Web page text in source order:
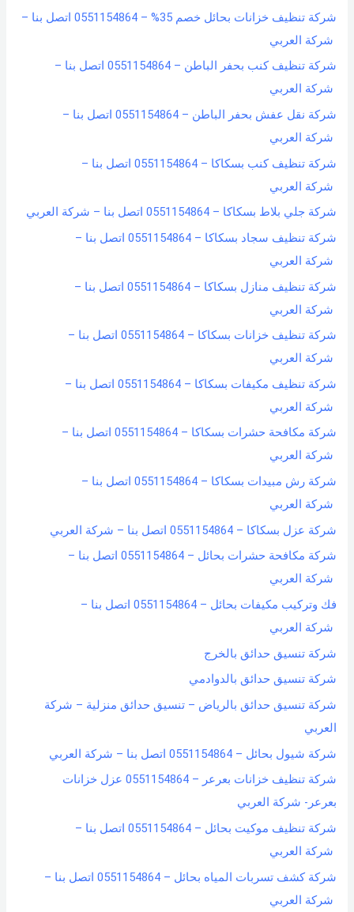
شركة تنظيف خزانات بحائل خصم 35% – 0551154864 اتصل بنا –
شركة العربي
شركة تنظيف كنب بحفر الباطن – 0551154864 اتصل بنا –
شركة العربي
شركة نقل عفش بحفر الباطن – 0551154864 اتصل بنا –
شركة العربي
شركة تنظيف كنب بسكاكا – 0551154864 اتصل بنا –
شركة العربي
شركة جلي بلاط بسكاكا – 0551154864 اتصل بنا – شركة العربي
شركة تنظيف سجاد بسكاكا – 0551154864 اتصل بنا –
شركة العربي
شركة تنظيف منازل بسكاكا – 0551154864 اتصل بنا –
شركة العربي
شركة تنظيف خزانات بسكاكا – 0551154864 اتصل بنا –
شركة العربي
شركة تنظيف مكيفات بسكاكا – 0551154864 اتصل بنا –
شركة العربي
شركة مكافحة حشرات بسكاكا – 0551154864 اتصل بنا –
شركة العربي
شركة رش مبيدات بسكاكا – 0551154864 اتصل بنا –
شركة العربي
شركة عزل بسكاكا – 0551154864 اتصل بنا – شركة العربي
شركة مكافحة حشرات بحائل – 0551154864 اتصل بنا –
شركة العربي
فك وتركيب مكيفات بحائل – 0551154864 اتصل بنا –
شركة العربي
شركة تنسيق حدائق بالخرج
شركة تنسيق حدائق بالدوادمي
شركة تنسيق حدائق بالرياض – تنسيق حدائق منزلية – شركة
العربي
شركة شيول بحائل – 0551154864 اتصل بنا – شركة العربي
شركة تنظيف خزانات بعرعر – 0551154864 عزل خزانات
بعرعر- شركة العربي
شركة تنظيف موكيت بحائل – 0551154864 اتصل بنا –
شركة العربي
شركة كشف تسربات المياه بحائل – 0551154864 اتصل بنا –
شركة العربي